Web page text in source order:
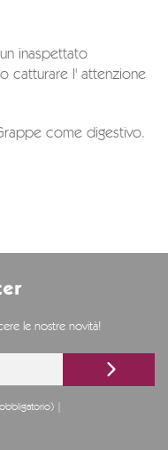
inaspettato
catturare l' attenzione
come digestivo.
le nostre novità!
|